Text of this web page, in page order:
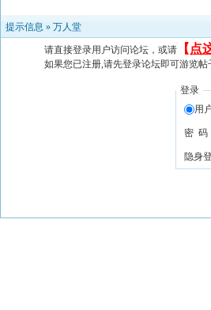
提示信息 » 万人堂
请直接登录用户访问论坛，或请 【 点
如果您已注册,请先登录论坛即可游览帖
登录
用
密 码
隐身